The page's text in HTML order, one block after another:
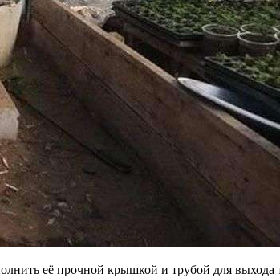
её прочной крышкой и трубой для выхода